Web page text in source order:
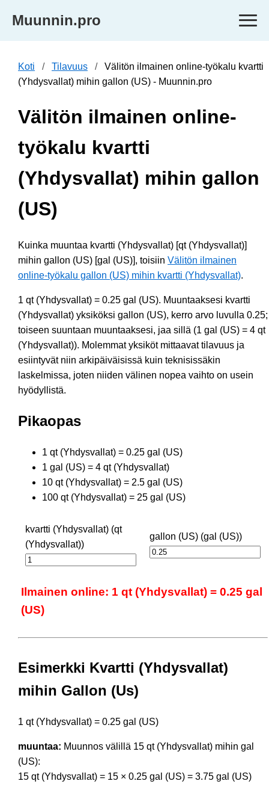
Muunnin.pro
Koti Tilavuus
Välitön ilmainen online-työkalu kvartti
(Yhdysvallat) mihin gallon (US) - Muunnin.pro
Välitön ilmainen online-
työkalu kvartti
(Yhdysvallat) mihin gallon
(US)
Kuinka muuntaa kvartti (Yhdysvallat) [qt (Yhdysvallat)]
mihin gallon (US) [gal (US)], toisiin Välitön ilmainen
online-työkalu gallon (US) mihin kvartti (Yhdysvallat).
1 qt (Yhdysvallat) = 0.25 gal (US). Muuntaaksesi kvartti
(Yhdysvallat) yksiköksi gallon (US), kerro arvo luvulla 0.25;
toiseen suuntaan muuntaaksesi, jaa sillä (1 gal (US) = 4 qt
(Yhdysvallat)). Molemmat yksiköt mittaavat tilavuus ja
esiintyvät niin arkipäiväisissä kuin teknisissäkin
laskelmissa, joten niiden välinen nopea vaihto on usein
hyödyllistä.
Pikaopas
1 qt (Yhdysvallat) = 0.25 gal (US)
1 gal (US) = 4 qt (Yhdysvallat)
10 qt (Yhdysvallat) = 2.5 gal (US)
100 qt (Yhdysvallat) = 25 gal (US)
kvartti (Yhdysvallat) (qt
(Yhdysvallat))
gallon (US) (gal (US))
Ilmainen online: 1 qt (Yhdysvallat) = 0.25 gal
(US)
Esimerkki Kvartti (Yhdysvallat)
mihin Gallon (Us)
1 qt (Yhdysvallat) = 0.25 gal (US)
muuntaa: Muunnos välillä 15 qt (Yhdysvallat) mihin gal
(US):
15 qt (Yhdysvallat) = 15 × 0.25 gal (US) = 3.75 gal (US)